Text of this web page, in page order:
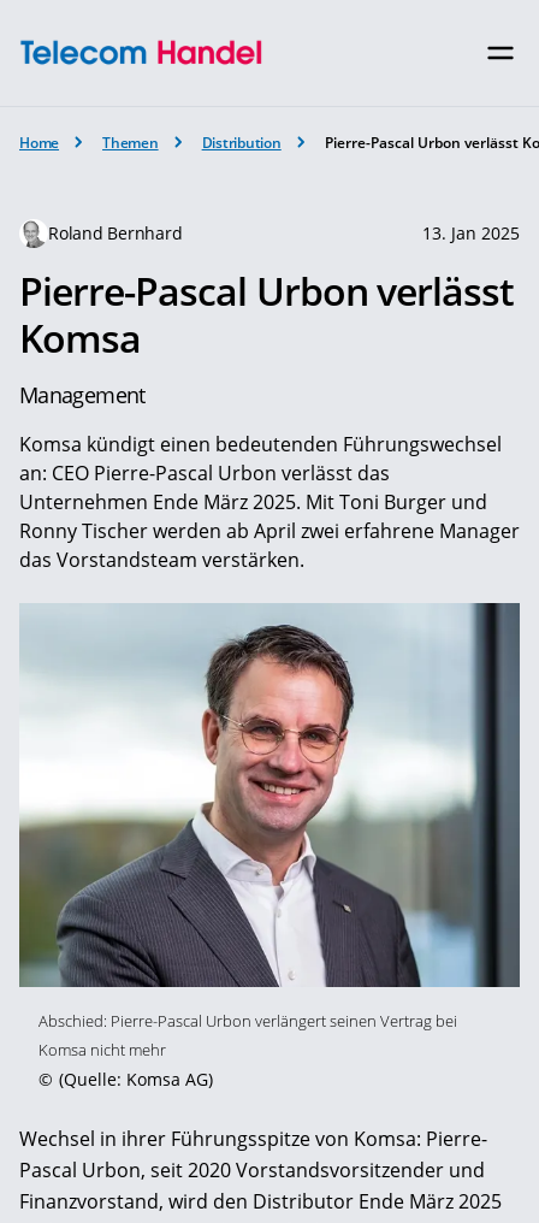
Home Themen Distribution Pierre-Pascal Urbon verlässt
Roland Bernhard 13. Jan 2025
Pierre-Pascal Urbon verlässt
Komsa
Management
Komsa kündigt einen bedeutenden Führungswechsel
an: CEO Pierre-Pascal Urbon verlässt das
Unternehmen Ende März 2025. Mit Toni Burger und
Ronny Tischer werden ab April zwei erfahrene Manager
das Vorstandsteam verstärken.
Abschied: Pierre-Pascal Urbon verlängert seinen Vertrag bei
Komsa nicht mehr
© (Quelle: Komsa AG)
Wechsel in ihrer Führungsspitze von Komsa: Pierre-
Pascal Urbon, seit 2020 Vorstandsvorsitzender und
Finanzvorstand, wird den Distributor Ende März 2025